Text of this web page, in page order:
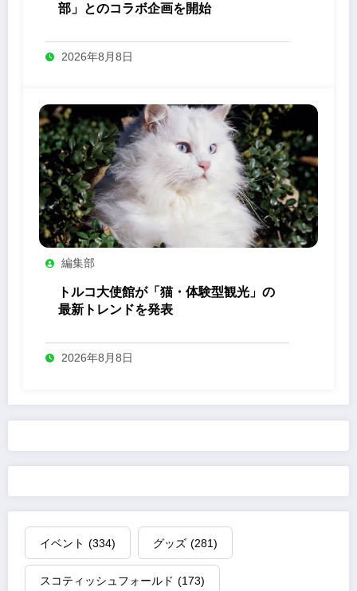
部」とのコラボ企画を開始
2026年8月8日
編集部
トルコ大使館が「猫・体験型観光」の
最新トレンドを発表
2026年8月8日
イベント (334) グッズ (281)
スコティッシュフォールド (173)